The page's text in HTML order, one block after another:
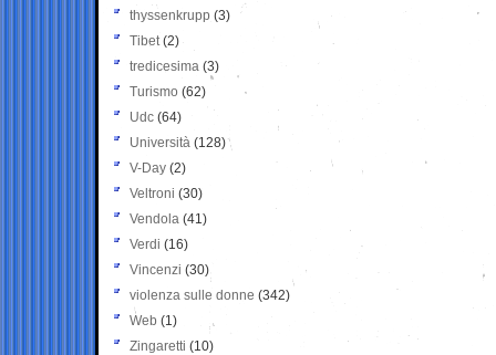
thyssenkrupp (3)
Tibet(2)
tredicesima (3)
Turismo (62)
Udc (64)
Università (128)
V-Day (2)
Veltroni (30)
Vendola (41)
Verdi (16)
Vincenzi (30)
violenza sulle donne (342)
Web (1)
Zingaretti (10)